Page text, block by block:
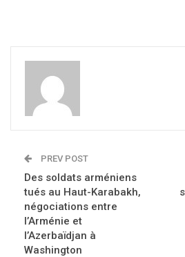
PREV POST
Des soldats arméniens
tués au Haut-Karabakh,
négociations entre
l’Arménie et
l’Azerbaïdjan à
Washington